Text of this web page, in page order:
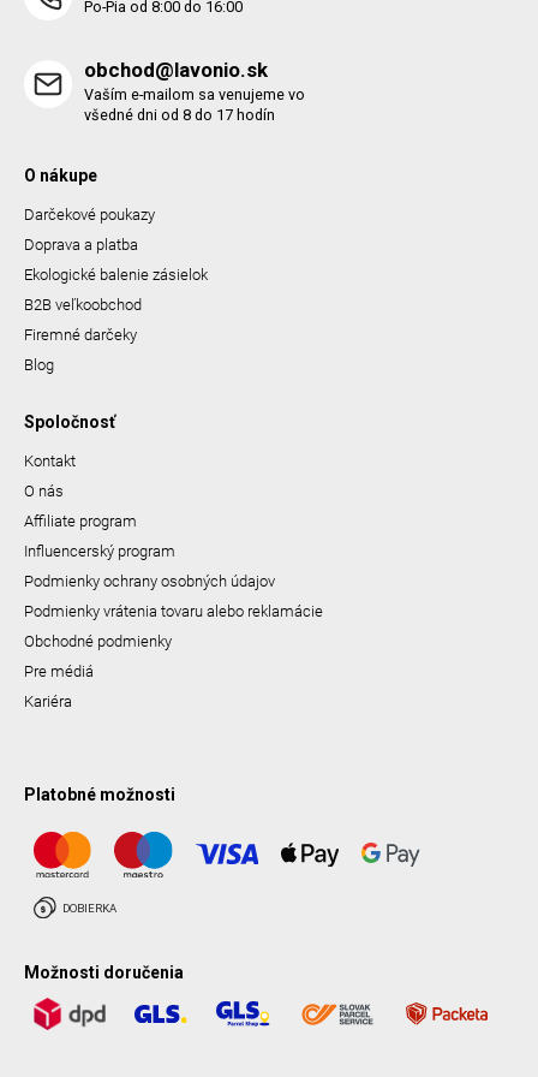
Po-Pia od 8:00 do 16:00
obchod@lavonio.sk
Vaším e-mailom sa venujeme vo
všedné dni od 8 do 17 hodín
O nákupe
Darčekové poukazy
Doprava a platba
Ekologické balenie zásielok
B2B veľkoobchod
Firemné darčeky
Blog
Spoločnosť
Kontakt
O nás
Affiliate program
Influencerský program
Podmienky ochrany osobných údajov
Podmienky vrátenia tovaru alebo reklamácie
Obchodné podmienky
Pre médiá
Kariéra
Platobné možnosti
Možnosti doručenia